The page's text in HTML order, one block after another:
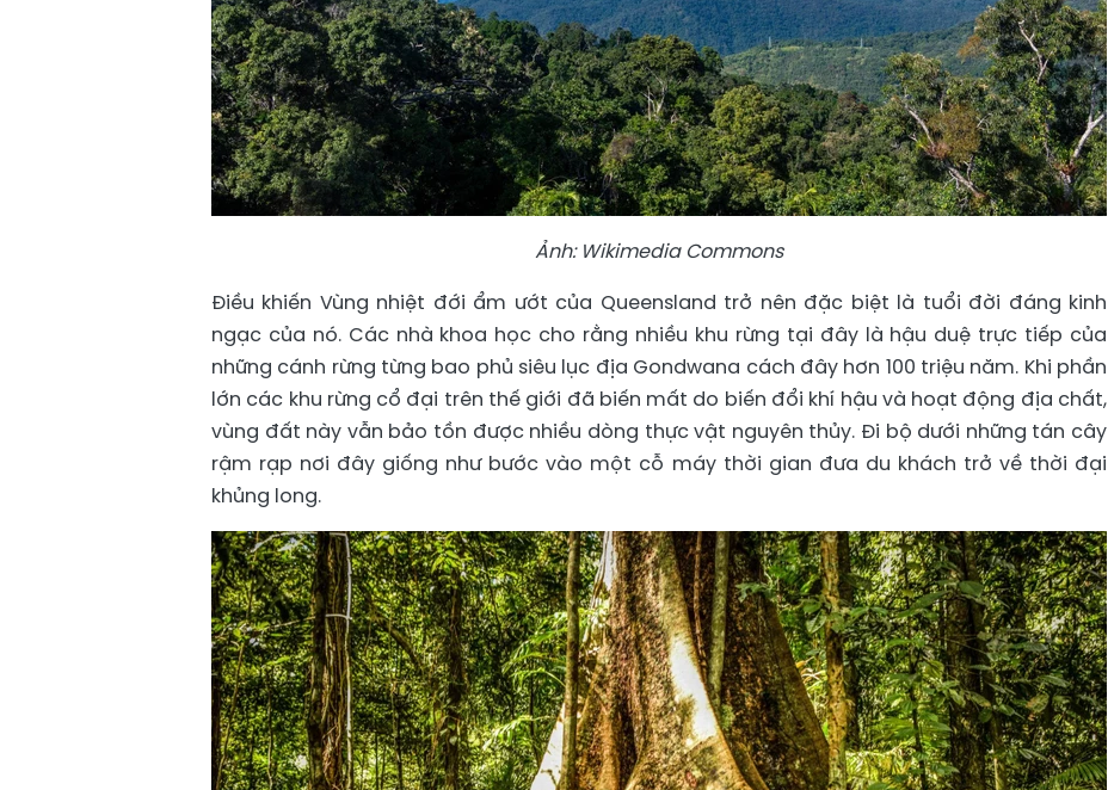
Ảnh: Wikimedia Commons
Điều khiến Vùng nhiệt đới ẩm ướt của Queensland trở nên đặc biệt là tuổi đời đáng kinh
ngạc của nó. Các nhà khoa học cho rằng nhiều khu rừng tại đây là hậu duệ trực tiếp của
những cánh rừng từng bao phủ siêu lục địa Gondwana cách đây hơn 100 triệu năm. Khi phần
lớn các khu rừng cổ đại trên thế giới đã biến mất do biến đổi khí hậu và hoạt động địa chất,
vùng đất này vẫn bảo tồn được nhiều dòng thực vật nguyên thủy. Đi bộ dưới những tán cây
rậm rạp nơi đây giống như bước vào một cỗ máy thời gian đưa du khách trở về thời đại
khủng long.